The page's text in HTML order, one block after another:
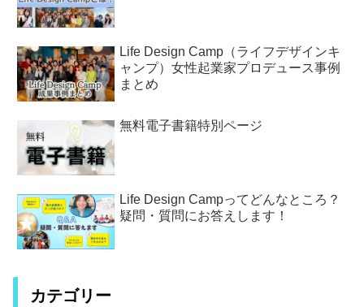
Life Design Camp（ライフデザインキ
ャンプ）女性起業家プロデュース事例
まとめ
無料電子書籍特別ページ
Life Design Campってどんなところ？
疑問・質問にお答えします！
カテゴリー